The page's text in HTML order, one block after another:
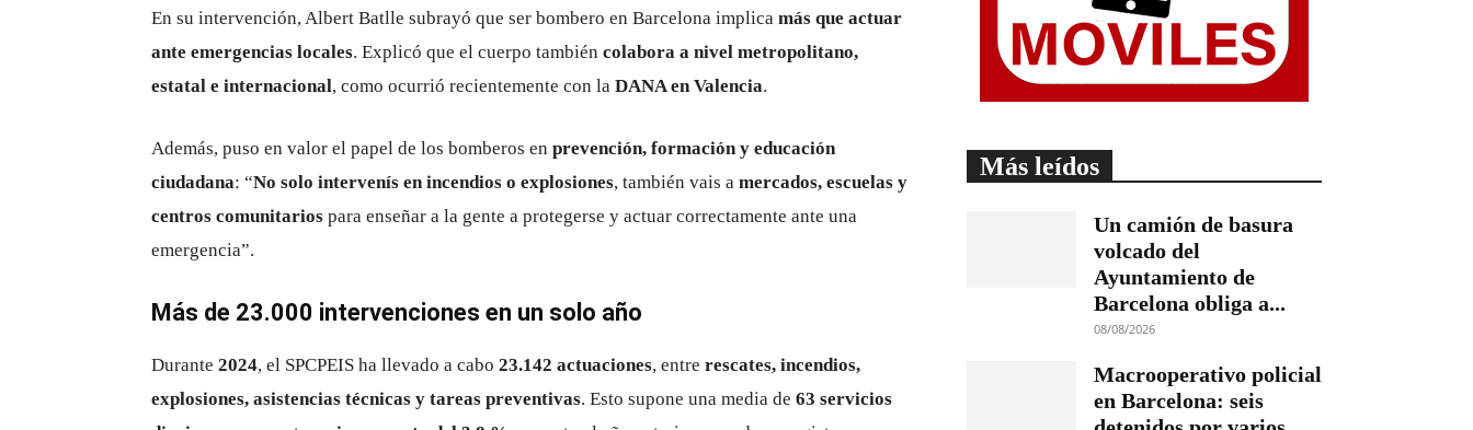
En su intervención, Albert Batlle subrayó que ser bombero en Barcelona implica más que actuar
ante emergencias locales. Explicó que el cuerpo también colabora a nivel metropolitano,
estatal e internacional, como ocurrió recientemente con la DANA en Valencia.
Además, puso en valor el papel de los bomberos en prevención, formación y educación
ciudadana: “No solo intervenís en incendios o explosiones, también vais a mercados, escuelas y
centros comunitarios para enseñar a la gente a protegerse y actuar correctamente ante una
emergencia”.
Más de 23.000 intervenciones en un solo año
Durante 2024, el SPCPEIS ha llevado a cabo 23.142 actuaciones, entre rescates, incendios,
explosiones, asistencias técnicas y tareas preventivas. Esto supone una media de 63 servicios
Más leídos
Un camión de basura
volcado del
Ayuntamiento de
Barcelona obliga a...
08/08/2026
Macrooperativo policial
en Barcelona: seis